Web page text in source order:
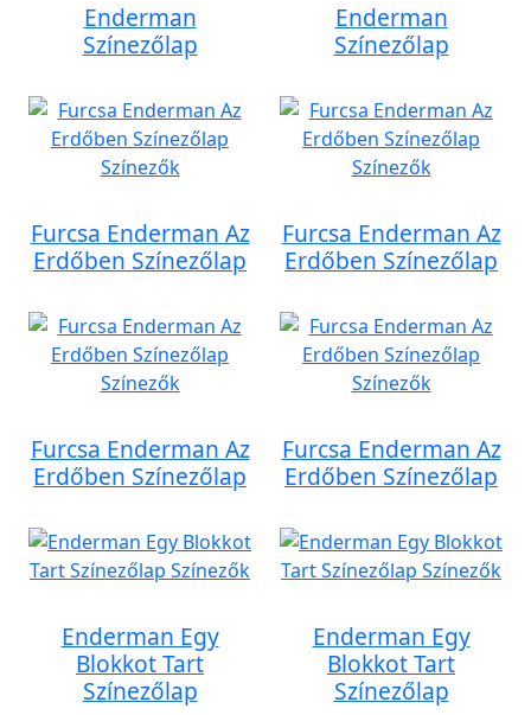
Enderman
Színezőlap
Enderman
Színezőlap
Furcsa Enderman Az
Erdőben Színezőlap
Furcsa Enderman Az
Erdőben Színezőlap
Furcsa Enderman Az
Erdőben Színezőlap
Furcsa Enderman Az
Erdőben Színezőlap
Enderman Egy
Blokkot Tart
Színezőlap
Enderman Egy
Blokkot Tart
Színezőlap